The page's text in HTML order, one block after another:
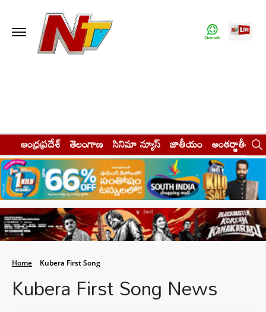
ఆంధ్రప్రదేశ్ తెలంగాణ సినిమా న్యూస్ జాతీయం అంతర్జాతీయం
Home Kubera First Song
Kubera First Song News